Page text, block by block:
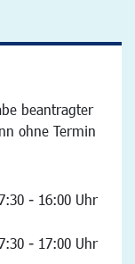
beantragter
ohne Termin
- 16:00 Uhr
- 17:00 Uhr